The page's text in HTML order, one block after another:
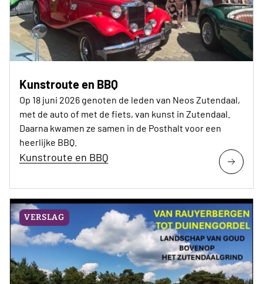
Kunstroute en BBQ
Op 18 juni 2026 genoten de leden van Neos Zutendaal,
met de auto of met de fiets, van kunst in Zutendaal.
Daarna kwamen ze samen in de Posthalt voor een
heerlijke BBQ.
Kunstroute en BBQ
VERSLAG